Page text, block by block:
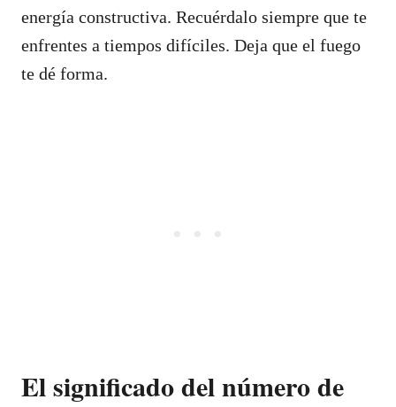
energía constructiva. Recuérdalo siempre que te
enfrentes a tiempos difíciles. Deja que el fuego
te dé forma.
El significado del número de